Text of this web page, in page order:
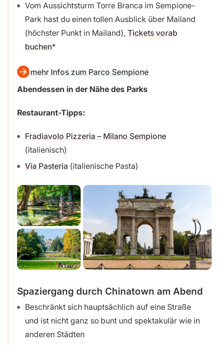
Vom Aussichtsturm Torre Branca im Sempione-
Park hast du einen tollen Ausblick über Mailand
(höchster Punkt in Mailand), Tickets vorab
buchen
mehr Infos zum Parco Sempione
Abendessen in der Nähe des Parks
Restaurant-Tipps:
Fradiavolo Pizzeria – Milano Sempione
(italienisch)
Via Pasteria (italienische Pasta)
Spaziergang durch Chinatown am Abend
Beschränkt sich hauptsächlich auf eine Straße
und ist nicht ganz so bunt und spektakulär wie in
anderen Städten